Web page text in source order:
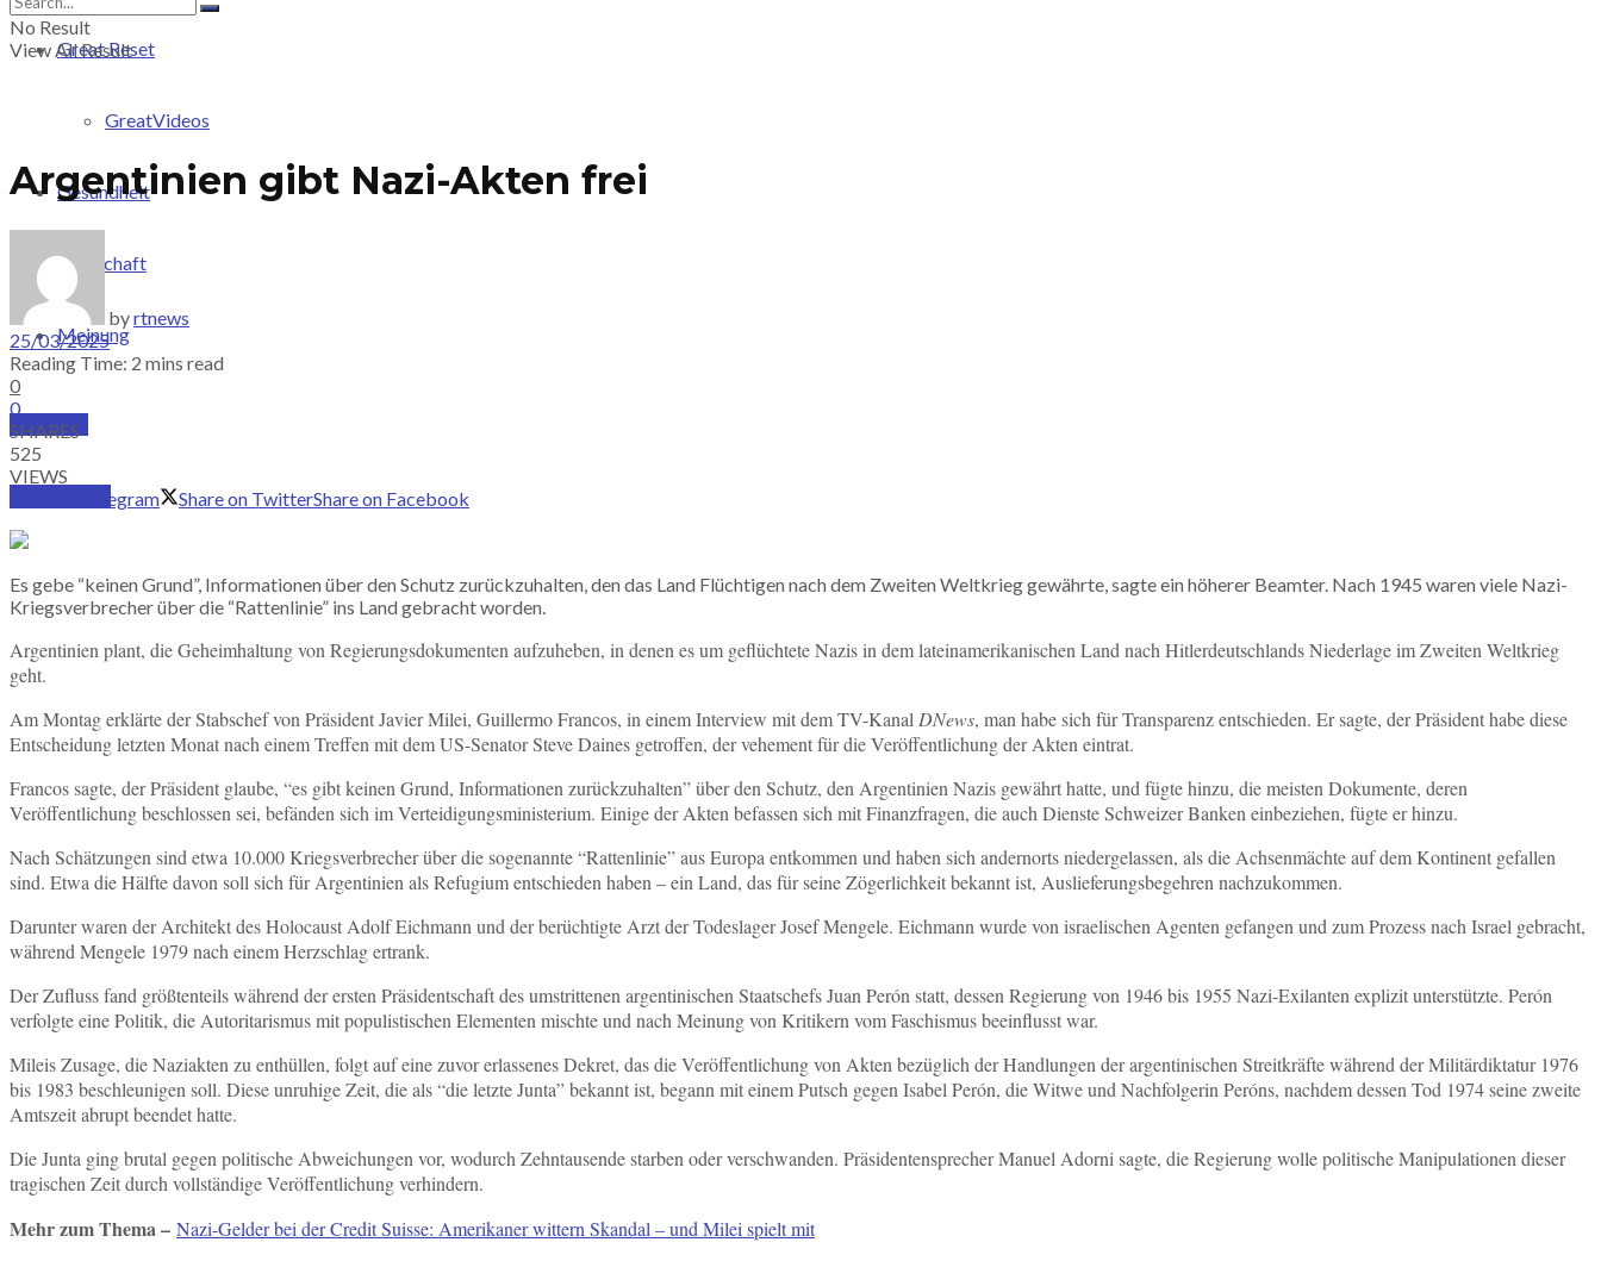
Great Reset
GreatVideos
Gesundheit
Wirtschaft
Meinung
PRICING
No Result
View All Result
Argentinien gibt Nazi-Akten frei
byrtnews
25/03/2025
Reading Time: 2 mins read
0
0
SHARES
525
VIEWS
Share on Telegram
Share on TwitterShare on Facebook
Es gebe “keinen Grund”, Informationen über den Schutz zurückzuhalten, den das Land Flüchtigen nach dem Zweiten Weltkrieg gewährte, sagte ein höherer Beamter. Nach 1945 waren viele Nazi-
Kriegsverbrecher über die “Rattenlinie” ins Land gebracht worden.
Argentinien plant, die Geheimhaltung von Regierungsdokumenten aufzuheben, in denen es um geflüchtete Nazis in dem lateinamerikanischen Land nach Hitlerdeutschlands Niederlage im Zweiten Weltkrieg
geht.
Am Montag erklärte der Stabschef von Präsident Javier Milei, Guillermo Francos, in einem Interview mit dem TV-Kanal DNews, man habe sich für Transparenz entschieden. Er sagte, der Präsident habe diese
Entscheidung letzten Monat nach einem Treffen mit dem US-Senator Steve Daines getroffen, der vehement für die Veröffentlichung der Akten eintrat.
Francos sagte, der Präsident glaube, “es gibt keinen Grund, Informationen zurückzuhalten” über den Schutz, den Argentinien Nazis gewährt hatte, und fügte hinzu, die meisten Dokumente, deren
Veröffentlichung beschlossen sei, befänden sich im Verteidigungsministerium. Einige der Akten befassen sich mit Finanzfragen, die auch Dienste Schweizer Banken einbeziehen, fügte er hinzu.
Nach Schätzungen sind etwa 10.000 Kriegsverbrecher über die sogenannte “Rattenlinie” aus Europa entkommen und haben sich andernorts niedergelassen, als die Achsenmächte auf dem Kontinent gefallen
sind. Etwa die Hälfte davon soll sich für Argentinien als Refugium entschieden haben – ein Land, das für seine Zögerlichkeit bekannt ist, Auslieferungsbegehren nachzukommen.
Darunter waren der Architekt des Holocaust Adolf Eichmann und der berüchtigte Arzt der Todeslager Josef Mengele. Eichmann wurde von israelischen Agenten gefangen und zum Prozess nach Israel gebracht,
während Mengele 1979 nach einem Herzschlag ertrank.
Der Zufluss fand größtenteils während der ersten Präsidentschaft des umstrittenen argentinischen Staatschefs Juan Perón statt, dessen Regierung von 1946 bis 1955 Nazi-Exilanten explizit unterstützte. Perón
verfolgte eine Politik, die Autoritarismus mit populistischen Elementen mischte und nach Meinung von Kritikern vom Faschismus beeinflusst war.
Mileis Zusage, die Naziakten zu enthüllen, folgt auf eine zuvor erlassenes Dekret, das die Veröffentlichung von Akten bezüglich der Handlungen der argentinischen Streitkräfte während der Militärdiktatur 1976
bis 1983 beschleunigen soll. Diese unruhige Zeit, die als “die letzte Junta” bekannt ist, begann mit einem Putsch gegen Isabel Perón, die Witwe und Nachfolgerin Peróns, nachdem dessen Tod 1974 seine zweite
Amtszeit abrupt beendet hatte.
Die Junta ging brutal gegen politische Abweichungen vor, wodurch Zehntausende starben oder verschwanden. Präsidentensprecher Manuel Adorni sagte, die Regierung wolle politische Manipulationen dieser
tragischen Zeit durch vollständige Veröffentlichung verhindern.
Mehr zum Thema – Nazi-Gelder bei der Credit Suisse: Amerikaner wittern Skandal – und Milei spielt mit